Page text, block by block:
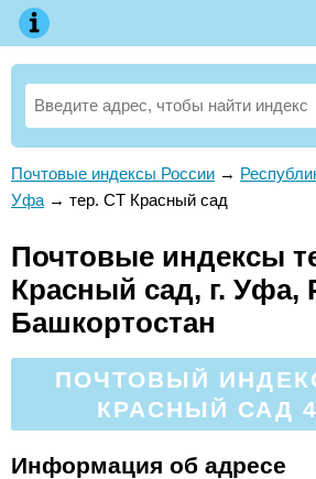
Почтовые индексы России →
Уфа → тер. СТ Красный сад
Почтовые индексы
Красный сад, г. Уфа,
Башкортостан
ПОЧТОВЫЙ
КРАСНЫЙ САД
Информация об адресе